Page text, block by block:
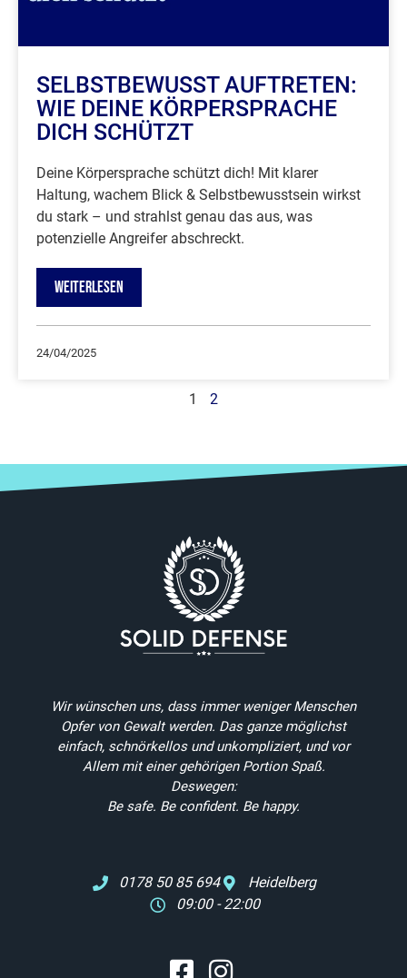
SELBSTBEWUSST AUFTRETEN:
WIE DEINE KÖRPERSPRACHE
DICH SCHÜTZT
Deine Körpersprache schützt dich! Mit klarer
Haltung, wachem Blick & Selbstbewusstsein wirkst
du stark – und strahlst genau das aus, was
potenzielle Angreifer abschreckt.
WEITERLESEN
24/04/2025
1 2
Wir wünschen uns, dass immer weniger Menschen
Opfer von Gewalt werden. Das ganze möglichst
einfach, schnörkellos und unkompliziert, und vor
Allem mit einer gehörigen Portion Spaß.
Deswegen:
Be safe. Be confident. Be happy.
0178 50 85 694
Heidelberg
09:00 - 22:00